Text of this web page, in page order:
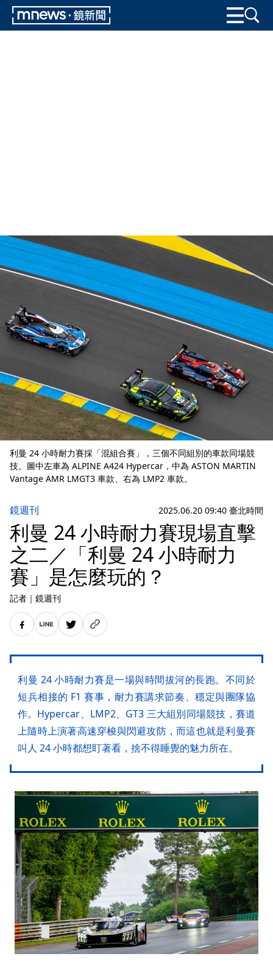
利曼 24 小時耐力賽採「混組合賽」，三個不同組別的車款同場競
技。圖中左車為 ALPINE A424 Hypercar，中為 ASTON MARTIN
Vantage AMR LMGT3 車款、右為 LMP2 車款。
鏡週刊 2025.06.20 09:40 臺北時間
利曼 24 小時耐力賽現場直擊
之二／「利曼 24 小時耐力
賽」是怎麼玩的？
記者 ｜ 鏡週刊
利曼 24 小時耐力賽是一場與時間拔河的長跑。不同於
短兵相接的 F1 賽事，耐力賽講求節奏、穩定與團隊協
作。Hypercar、LMP2、GT3 三大組別同場競技，賽道
上隨時上演著高速穿梭與閃避攻防，而這也就是利曼賽
叫人 24 小時都想盯著看，捨不得睡覺的魅力所在。